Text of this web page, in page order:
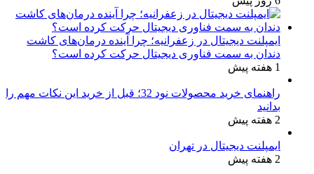
ایمپلنت دیجیتال در زعفرانیه؛ چرا آینده درمان‌های کاشت
دندان به سمت فناوری دیجیتال حرکت کرده است؟
1 هفته پیش
راهنمای خرید محصولات نود 32؛ قبل از خرید این نکات مهم را
بدانید
2 هفته پیش
ایمپلنت دیجیتال در تهران
2 هفته پیش